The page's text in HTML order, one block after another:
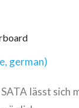
german)
lässt sich